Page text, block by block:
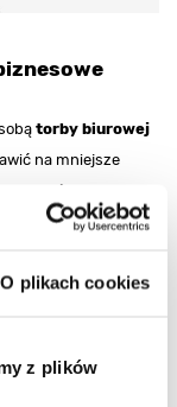
O plikach cookies
z plików
torby biurowej
na mniejsze
są skórzane
Ponadczasowe
outfit z
wybierać
kolorami.